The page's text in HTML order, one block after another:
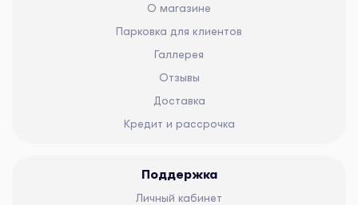
О магазине
Парковка для клиентов
Галлерея
Отзывы
Доставка
Кредит и рассрочка
Поддержка
Личный кабинет